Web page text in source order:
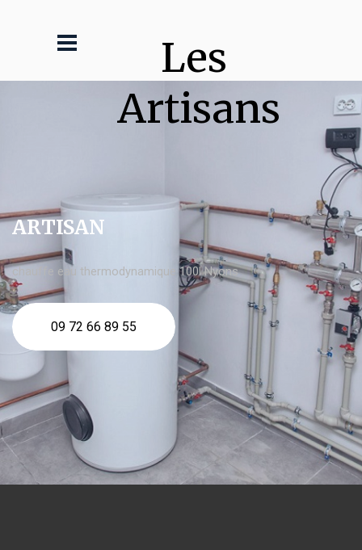
Les
Artisans
ARTISAN
chauffe eau thermodynamique 100l Nyons
09 72 66 89 55